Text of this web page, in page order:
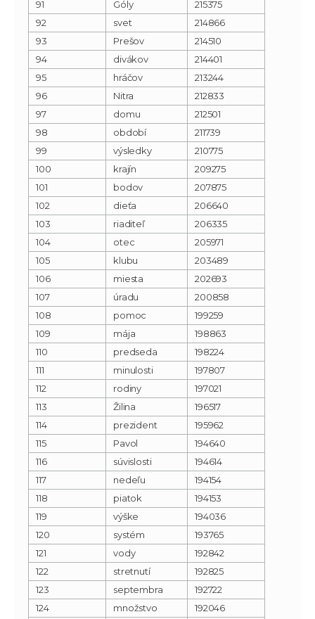
91 Góly
215375
92
svet
214866
93
Prešov
214510
94
divákov
214401
95
hráčov
213244
96
Nitra
212833
97
domu
212501
98
období
211739
99
výsledky
210775
100
krajín
209275
101
bodov
207875
102
dieťa
206640
103
riaditeľ
206335
104
otec
205971
105
klubu
203489
106
miesta
202693
107
úradu
200858
108
pomoc
199259
109
mája
198863
110
predseda
198224
111
minulosti
197807
112
rodiny
197021
113
Žilina
196517
114
prezident
195962
115
Pavol
194640
116
súvislosti
194614
117
nedeľu
194154
118
piatok
194153
119
výške
194036
120
systém
193765
121
vody
192842
122
stretnutí
192825
123
septembra
192722
124
množstvo
192046